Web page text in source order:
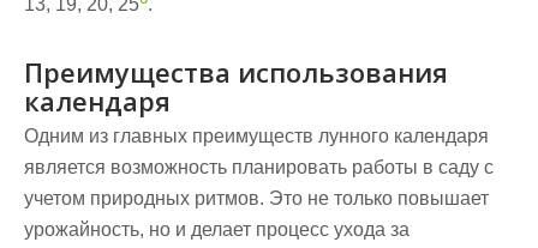
13, 19, 20, 25 .
Преимущества использования
календаря
Одним из главных преимуществ лунного календаря
является возможность планировать работы в саду с
учетом природных ритмов. Это не только повышает
урожайность, но и делает процесс ухода за